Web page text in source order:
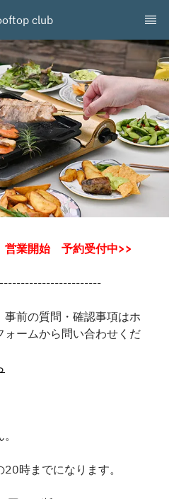
club
営業開始 予約受付中>>
事前の質問・確認事項はホ
ォームから問い合わせくだ
時までになります。